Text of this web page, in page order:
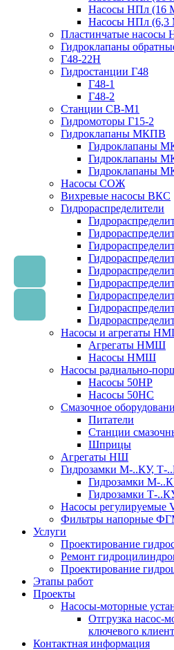
Насосы НПл (16
Насосы НПл (6,3
Пластинчатые насосы
Гидроклапаны
Г48-22Н
Гидростанции Г48
Г48-1
Г48-2
Станции СВ-М1
Гидромоторы Г15-2
Гидроклапаны МКПВ
Гидроклапаны
Гидроклапаны
Гидроклапаны
Насосы СОЖ
Вихревые насосы ВКС
Гидрораспределители
Насосы и агрегаты
Агрегаты НМШ
Насосы НМШ
Насосы радиально-
Насосы 50НР
Насосы 50НС
Смазочное
Питатели
Станции
Шприцы
Агрегаты НШ
Гидрозамки М-..КУ, Т-
Гидрозамки М-
Гидрозамки Т-
Насосы регулируемые
Фильтры напорные
Услуги
Проектирование
Ремонт
Проектирование
Этапы работ
Проекты
Насосы-моторные
Отгрузка насос-
ключевого
Контактная информация